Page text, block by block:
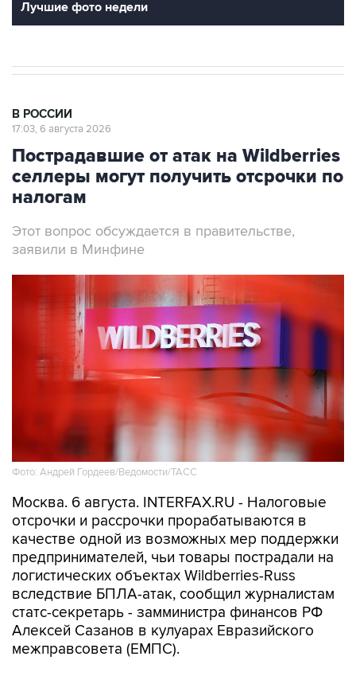
Пострадавшие от атак на Wildberries
селлеры могут получить отсрочки по
налогам
Этот вопрос обсуждается в правительстве,
Фото: Андрей Гордеев/Ведомости/ТАСС
Москва. 6 августа. INTERFAX.RU - Налоговые
качестве одной из возможных мер поддержки
предпринимателей, чьи товары пострадали на
логистических объектах Wildberries-Russ
вследствие БПЛА-атак, сообщил журналистам
статс-секретарь - замминистра финансов РФ
Алексей Сазанов в кулуарах Евразийского
межправсовета (ЕМПС).
"Сейчас этот вопрос(поддержка пострадавших